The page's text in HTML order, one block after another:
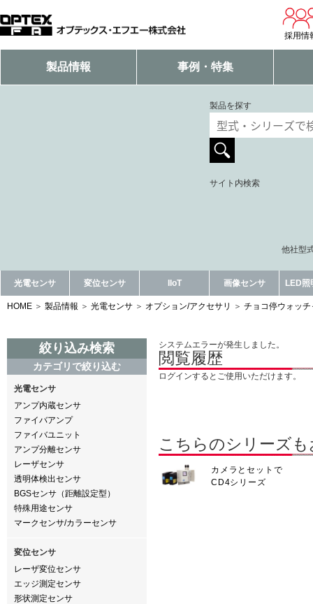
採用情
製品情報 事例・特集
製品を探す
サイト内検索
他社型
光電センサ 変位センサ IIoT 画像センサ LED照
HOME 製品情報 光電センサ オプション/アクセサリ チョコ停ウォッ
絞り込み検索
カテゴリで絞り込む
光電センサ
アンプ内蔵センサ
ファイバアンプ
ファイバユニット
アンプ分離センサ
レーザセンサ
透明体検出センサ
BGSセンサ（距離設定型）
特殊用途センサ
マークセンサ/カラーセンサ
変位センサ
レーザ変位センサ
エッジ測定センサ
形状測定センサ
システムエラーが発生しました。
閲覧履歴
ログインするとご使用いただけます。
こちらのシリーズ
カメラとセットで
CD4シリーズ